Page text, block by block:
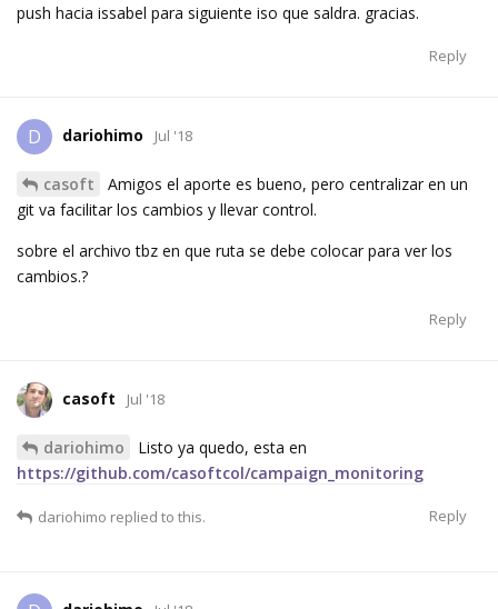
push hacia issabel para siguiente iso que saldra. gracias.
Reply
D dariohimo Jul '18
casoft
Amigos el aporte es bueno, pero centralizar en un
git va facilitar los cambios y llevar control.
sobre el archivo tbz en que ruta se debe colocar para ver los
cambios.?
Reply
casoft Jul '18
dariohimo
Listo ya quedo, esta en
https://github.com/casoftcol/campaign_monitoring
Reply
dariohimo replied to this.